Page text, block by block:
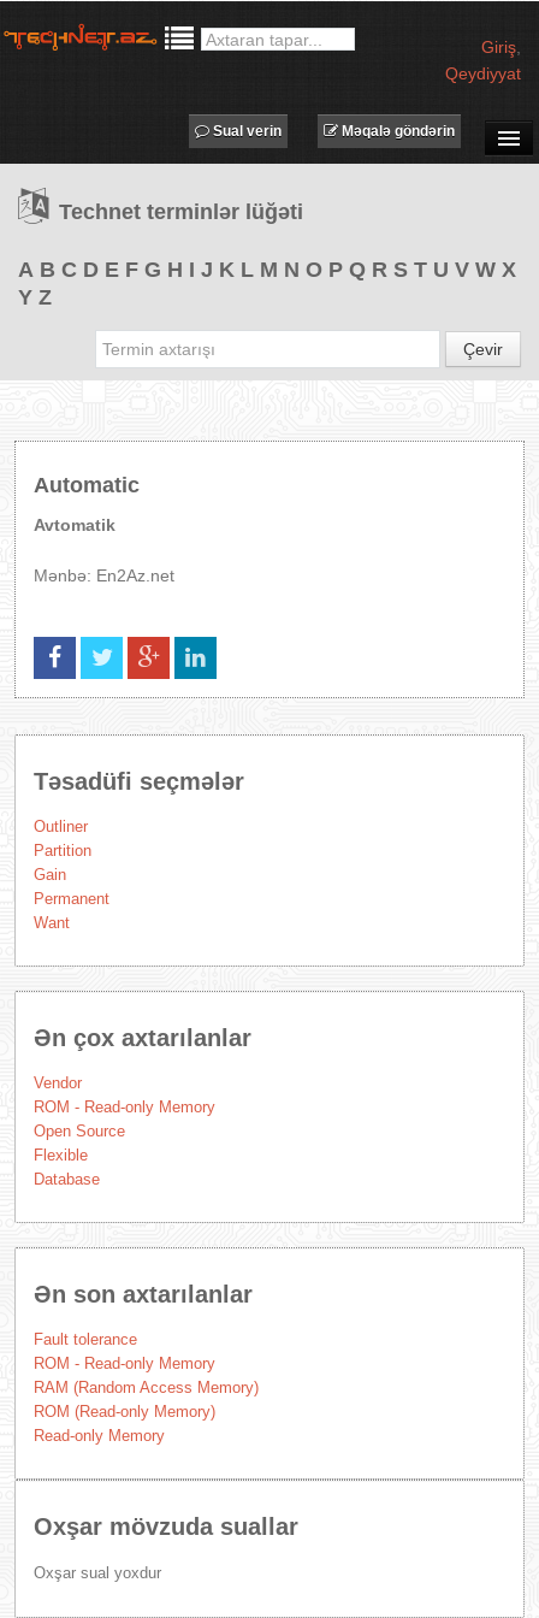
Giriş
Qeydiyyat
TƏDBİRLƏR
PROQRAMLAR
Məqalə göndərin
Sual verin
Technet terminlər lüğəti
A B C D E F G H I J K L M N O P Q R S T U V W X
Y Z
Çevir
Automatic
Avtomatik
Mənbə: En2Az.net
Təsadüfi seçmələr
Outliner
Partition
Gain
Permanent
Want
Ən çox axtarılanlar
Vendor
ROM - Read-only Memory
Open Source
Flexible
Database
Ən son axtarılanlar
Fault tolerance
ROM - Read-only Memory
RAM (Random Access Memory)
ROM (Read-only Memory)
Read-only Memory
Oxşar mövzuda suallar
Oxşar sual yoxdur